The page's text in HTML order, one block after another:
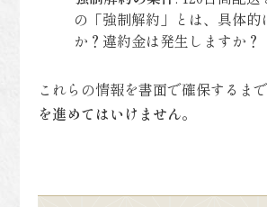
の「強制解約」とは、具体的
か？違約金は発生しますか？
これらの情報を書面で確保するま
を進めてはいけません。